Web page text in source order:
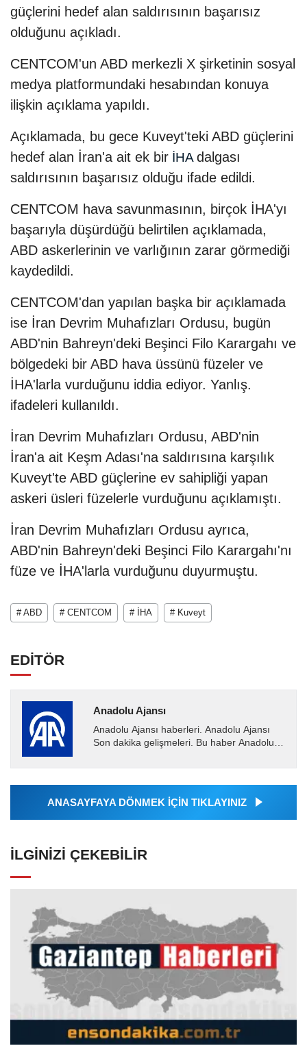
güçlerini hedef alan saldırısının başarısız
olduğunu açıkladı.
CENTCOM'un ABD merkezli X şirketinin sosyal
medya platformundaki hesabından konuya
ilişkin açıklama yapıldı.
Açıklamada, bu gece Kuveyt'teki ABD güçlerini
hedef alan İran'a ait ek bir İHAdalgası
saldırısının başarısız olduğu ifade edildi.
CENTCOM hava savunmasının, birçok İHA'yı
başarıyla düşürdüğü belirtilen açıklamada,
ABD askerlerinin ve varlığının zarar görmediği
kaydedildi.
CENTCOM'dan yapılan başka bir açıklamada
ise İran Devrim Muhafızları Ordusu, bugün
ABD'nin Bahreyn'deki Beşinci Filo Karargahı ve
bölgedeki bir ABD hava üssünü füzeler ve
İHA'larla vurduğunu iddia ediyor. Yanlış.
ifadeleri kullanıldı.
İran Devrim Muhafızları Ordusu, ABD'nin
İran'a ait Keşm Adası'na saldırısına karşılık
Kuveyt'te ABD güçlerine ev sahipliği yapan
askeri üsleri füzelerle vurduğunu açıklamıştı.
İran Devrim Muhafızları Ordusu ayrıca,
ABD'nin Bahreyn'deki Beşinci Filo Karargahı'nı
füze ve İHA'larla vurduğunu duyurmuştu.
# ABD # CENTCOM # İHA # Kuveyt
EDİTÖR
Anadolu Ajansı
Anadolu Ajansı haberleri. Anadolu Ajansı
Son dakika gelişmeleri. Bu haber Anadolu
Ajansı tarafından...
ANASAYFAYA DÖNMEK İÇİN TIKLAYINIZ
İLGINIZI ÇEKEBILIR